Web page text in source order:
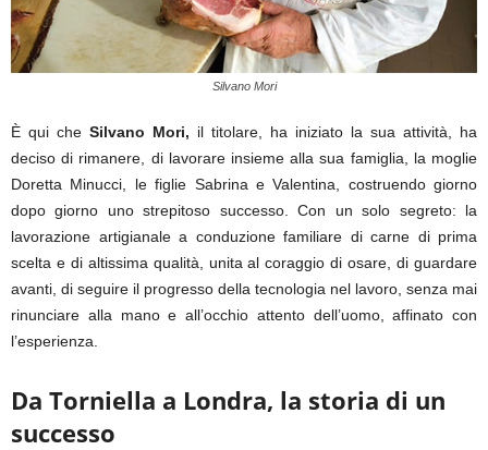
Silvano Mori
È qui che Silvano Mori, il titolare, ha iniziato la sua attività, ha
deciso di rimanere, di lavorare insieme alla sua famiglia, la moglie
Doretta Minucci, le figlie Sabrina e Valentina, costruendo giorno
dopo giorno uno strepitoso successo. Con un solo segreto: la
lavorazione artigianale a conduzione familiare di carne di prima
scelta e di altissima qualità, unita al coraggio di osare, di guardare
avanti, di seguire il progresso della tecnologia nel lavoro, senza mai
rinunciare alla mano e all’occhio attento dell’uomo, affinato con
l’esperienza.
Da Torniella a Londra, la storia di un
successo